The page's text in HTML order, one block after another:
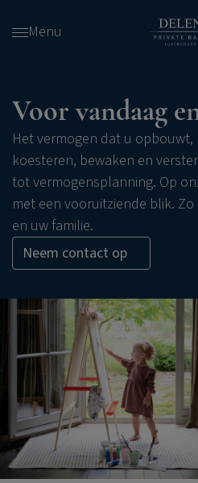
en
inhoud
gaan
Menu
Voor vandaag
Het vermogen dat u
koesteren, bewaken en
tot vermogensplanning. Op
met een vooruitziende blik.
en uw familie.
Neem contact op